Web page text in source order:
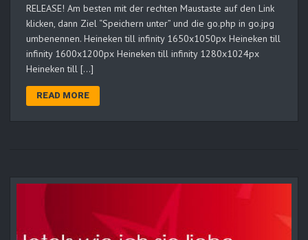
RELEASE! Am besten mit der rechten Maustaste auf den Link
klicken, dann Ziel “Speichern unter” und die go.php in go.jpg
umbenennen. Heineken till infinity 1650x1050px Heineken till
infinity 1600x1200px Heineken till infinity 1280x1024px
Heineken till […]
READ MORE